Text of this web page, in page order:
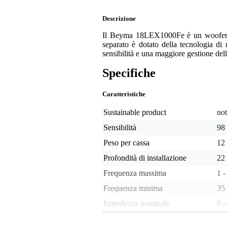
Descrizione
Il Beyma 18LEX1000Fe è un
separato è dotato della tecnologia
sensibilità e una maggiore gestione
Specifiche
Caratteristiche
Sustainable product
Sensibilità
98
Peso per cassa
12
Profondità di installazione
22
Frequenza massima
1
Frequenza minima
35
Impedenza nominale
8